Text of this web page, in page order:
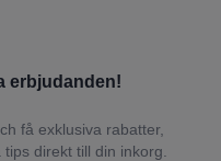
erbjudanden!
få exklusiva rabatter,
direkt till din inkorg.